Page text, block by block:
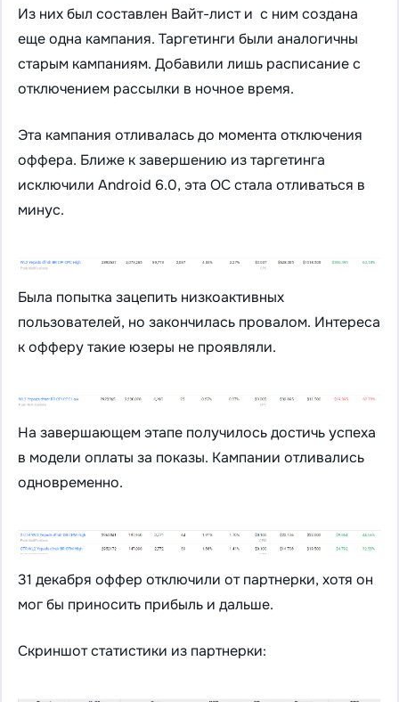
Из них был составлен Вайт-лист и с ним создана
еще одна кампания. Таргетинги были аналогичны
старым кампаниям. Добавили лишь расписание с
отключением рассылки в ночное время.
Эта кампания отливалась до момента отключения
оффера. Ближе к завершению из таргетинга
исключили Android 6.0, эта ОС стала отливаться в
минус.
Была попытка зацепить низкоактивных
пользователей, но закончилась провалом. Интереса
к офферу такие юзеры не проявляли.
На завершающем этапе получилось достичь успеха
в модели оплаты за показы. Кампании отливались
одновременно.
31 декабря оффер отключили от партнерки, хотя он
мог бы приносить прибыль и дальше.
Скриншот статистики из партнерки: